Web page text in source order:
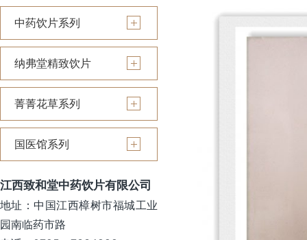
中药饮片系列
纳弗堂精致饮片
菁菁花草系列
国医馆系列
江西致和堂中药饮片有限公司
地址：中国江西樟树市福城工业
园南临药市路